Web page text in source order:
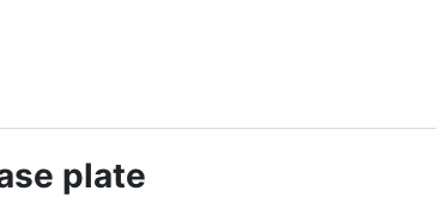
plate